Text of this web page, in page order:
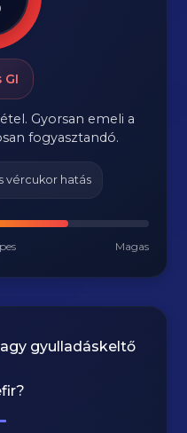
GI
Gyorsan emeli a
fogyasztandó.
vércukor hatás
Magas
gyulladáskeltő
?